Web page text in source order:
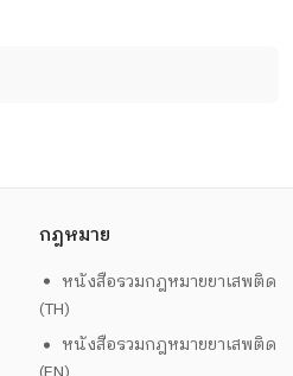
กฎหมาย
หนังสือรวมกฎหมายยาเสพติด
(TH)
หนังสือรวมกฎหมายยาเสพติด